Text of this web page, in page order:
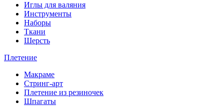
Иглы для валяния
Инструменты
Наборы
Ткани
Шерсть
Плетение
Макраме
Стринг-арт
Плетение из резиночек
Шпагаты